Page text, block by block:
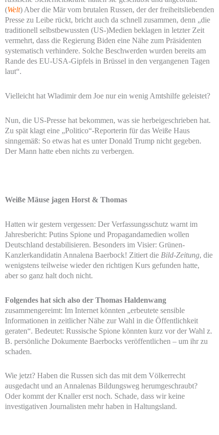
(Welt) Aber die Mär vom brutalen Russen, der der freiheitsliebenden
Presse zu Leibe rückt, bricht auch da schnell zusammen, denn „die
traditionell selbstbewussten (US-)Medien beklagen in letzter Zeit
vermehrt, dass die Regierung Biden eine Nähe zum Präsidenten
systematisch verhindere. Solche Beschwerden wurden bereits am
Rande des EU-USA-Gipfels in Brüssel in den vergangenen Tagen
laut“.
Vielleicht hat Wladimir dem Joe nur ein wenig Amtshilfe geleistet?
Nun, die US-Presse hat bekommen, was sie herbeigeschrieben hat.
Zu spät klagt eine „Politico“-Reporterin für das Weiße Haus
sinngemäß: So etwas hat es unter Donald Trump nicht gegeben.
Der Mann hatte eben nichts zu verbergen.
Weiße Mäuse jagen Horst & Thomas
Hatten wir gestern vergessen: Der Verfassungsschutz warnt im
Jahresbericht: Putins Spione und Propagandamedien wollen
Deutschland destabilisieren. Besonders im Visier: Grünen-
Kanzlerkandidatin Annalena Baerbock! Zitiert die Bild-Zeitung, die
wenigstens teilweise wieder den richtigen Kurs gefunden hatte,
aber so ganz halt doch nicht.
Folgendes hat sich also der Thomas Haldenwang
zusammengereimt: Im Internet könnten „erbeutete sensible
Informationen in zeitlicher Nähe zur Wahl in die Öffentlichkeit
geraten“. Bedeutet: Russische Spione könnten kurz vor der Wahl z.
B. persönliche Dokumente Baerbocks veröffentlichen – um ihr zu
schaden.
Wie jetzt? Haben die Russen sich das mit dem Völkerrecht
ausgedacht und an Annalenas Bildungsweg herumgeschraubt?
Oder kommt der Knaller erst noch. Schade, dass wir keine
investigativen Journalisten mehr haben in Haltungsland.